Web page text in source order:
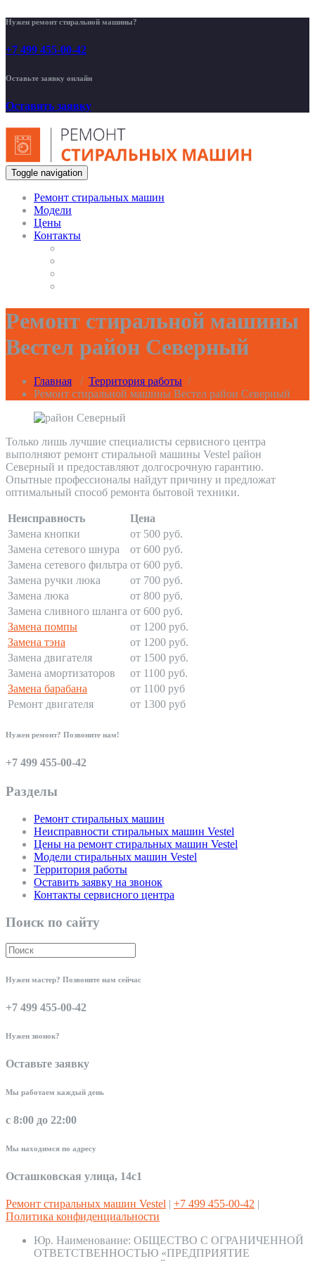
Нужен ремонт стиральной машины?
+7 499 455-00-42
Оставьте заявку онлайн
Оставить заявку
Toggle navigation
Ремонт стиральных машин
Модели
Цены
Контакты
Ремонт стиральной машины
Вестел район Северный
Главная / Территория работы /
Ремонт стиральной машины Вестел район Северный
Только лишь лучшие специалисты сервисного центра
выполняют ремонт стиральной машины Vestel район
Северный и предоставляют долгосрочную гарантию.
Опытные профессионалы найдут причину и предложат
оптимальный способ ремонта бытовой техники.
Неисправность
Цена
Замена кнопки
от 500 руб.
Замена сетевого шнура
от 600 руб.
Замена сетевого фильтра от 600 руб.
Замена ручки люка
от 700 руб.
Замена люка
от 800 руб.
Замена сливного шланга от 600 руб.
Замена помпы
от 1200 руб.
Замена тэна
от 1200 руб.
Замена двигателя
от 1500 руб.
Замена амортизаторов
от 1100 руб.
Замена барабана
от 1100 руб
Ремонт двигателя
от 1300 руб
Нужен ремонт? Позвоните нам!
+7 499 455-00-42
Разделы
Ремонт стиральных машин
Неисправности стиральных машин Vestel
Цены на ремонт стиральных машин Vestel
Модели стиральных машин Vestel
Территория работы
Оставить заявку на звонок
Контакты сервисного центра
Поиск по сайту
Нужен мастер? Позвоните нам сейчас
+7 499 455-00-42
Нужен звонок?
Оставьте заявку
Мы работаем каждый день
с 8:00 до 22:00
Мы находимся по адресу
Осташковская улица, 14с1
Ремонт стиральных машин Vestel | +7 499 455-00-42 |
Политика конфиденциальности
Юр. Наименование: ОБЩЕСТВО С ОГРАНИЧЕННОЙ
ОТВЕТСТВЕННОСТЬЮ «ПРЕДПРИЯТИЕ